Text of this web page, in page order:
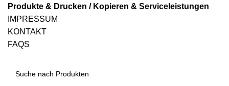
Produkte & Drucken / Kopieren & Serviceleistungen
IMPRESSUM
KONTAKT
FAQS